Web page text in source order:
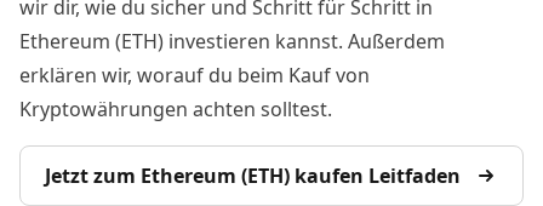
wir dir, wie du sicher und Schritt für Schritt in
Ethereum (ETH) investieren kannst. Außerdem
erklären wir, worauf du beim Kauf von
Kryptowährungen achten solltest.
Jetzt zum Ethereum (ETH) kaufen Leitfaden